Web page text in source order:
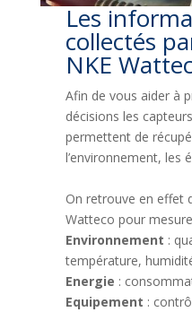
Les
collectés
NKE
Afin de vous aider à
décisions les
permettent de
l’environnement, les
On retrouve en effet
Watteco pour
Environnement :
température,
Energie :
Equipement :